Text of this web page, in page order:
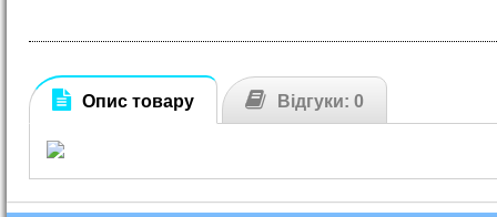
Опис товару Відгуки: 0